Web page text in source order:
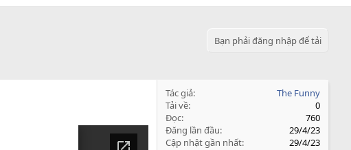
Bạn phải đăng nhập để tải
Tác giả
The Funny
Tải về
0
Đọc
760
Đăng lần đầu
29/4/23
Cập nhật gần nhất
29/4/23